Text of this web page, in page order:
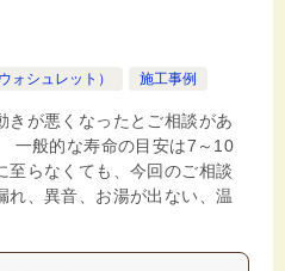
ォシュレット）
施工事例
きが悪くなったとご相談があ
一般的な寿命の目安は7～10
至らなくても、今回のご相談
れ、異音、お湯が出ない、温